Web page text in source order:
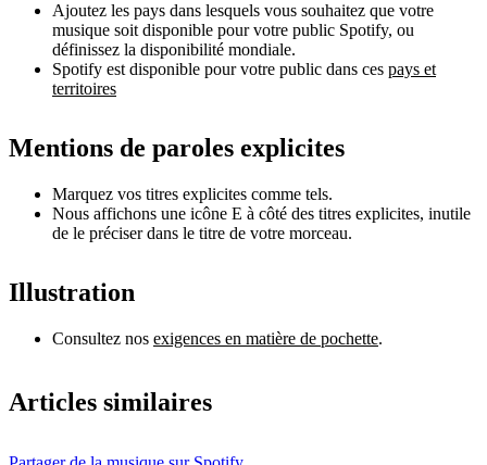
Ajoutez les pays dans lesquels vous souhaitez que votre
musique soit disponible pour votre public Spotify, ou
définissez la disponibilité mondiale.
Spotify est disponible pour votre public dans ces pays et
territoires
Mentions de paroles explicites
Marquez vos titres explicites comme tels.
Nous affichons une icône E à côté des titres explicites, inutile
de le préciser dans le titre de votre morceau.
Illustration
Consultez nos exigences en matière de pochette.
Articles similaires